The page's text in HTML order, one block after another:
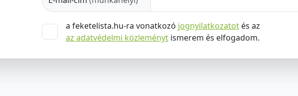
a feketelista.hu-ra vonatkozó jognyilatkozatotés az
az adatvédelmi közleménytismerem és elfogadom.